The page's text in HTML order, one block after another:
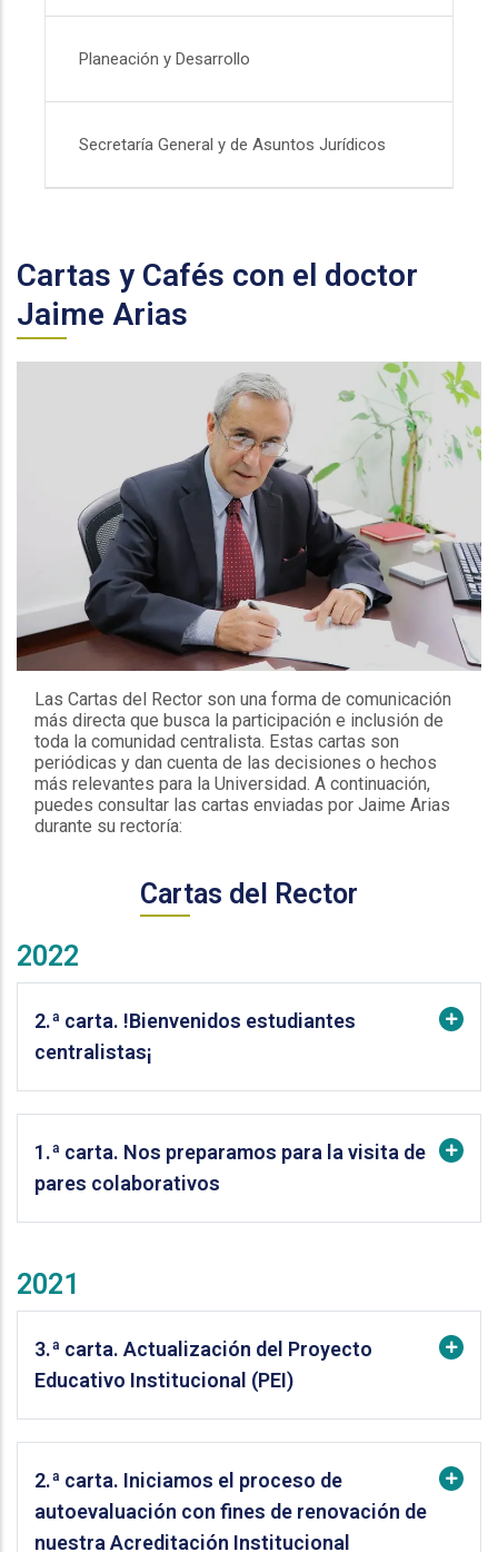
Planeación y Desarrollo
Secretaría General y de Asuntos Jurídicos
Cartas y Cafés con el doctor
Jaime Arias
Las Cartas del Rector son una forma de comunicación
más directa que busca la participación e inclusión de
toda la comunidad centralista. Estas cartas son
periódicas y dan cuenta de las decisiones o hechos
más relevantes para la Universidad. A continuación,
puedes consultar las cartas enviadas por Jaime Arias
durante su rectoría:
Cartas del Rector
2022
2.ª carta. !Bienvenidos estudiantes
centralistas¡
1.ª carta. Nos preparamos para la visita de
pares colaborativos
2021
3.ª carta. Actualización del Proyecto
Educativo Institucional (PEI)
2.ª carta. Iniciamos el proceso de
autoevaluación con fines de renovación de
nuestra Acreditación Institucional